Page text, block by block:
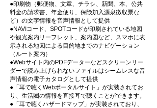
●印刷物（郵便物、文章、チラシ、新聞、本、公共
料金の請求書、年金便り、保険加入源泉徴収票な
ど）の文字情報を音声情報として提供
●NAVIコード、SPOTコードが印刷されている地図
や観光案内リーフレット、案内図など、スマホに表
示される地図による目的地までのナビゲーション
（ルート案内）
●Webサイト内のPDFデーターなどスクリーンリー
ダーで読み上げられないファイルはシームレスな音
声情報の電子カタログとして提供
​● 「耳で聴くWebポータルサイト」 が実装されてお
り、生活圏の情報を直接耳で聴くことができます。
● 「耳で聴くハザードマップ」 が実装されており、